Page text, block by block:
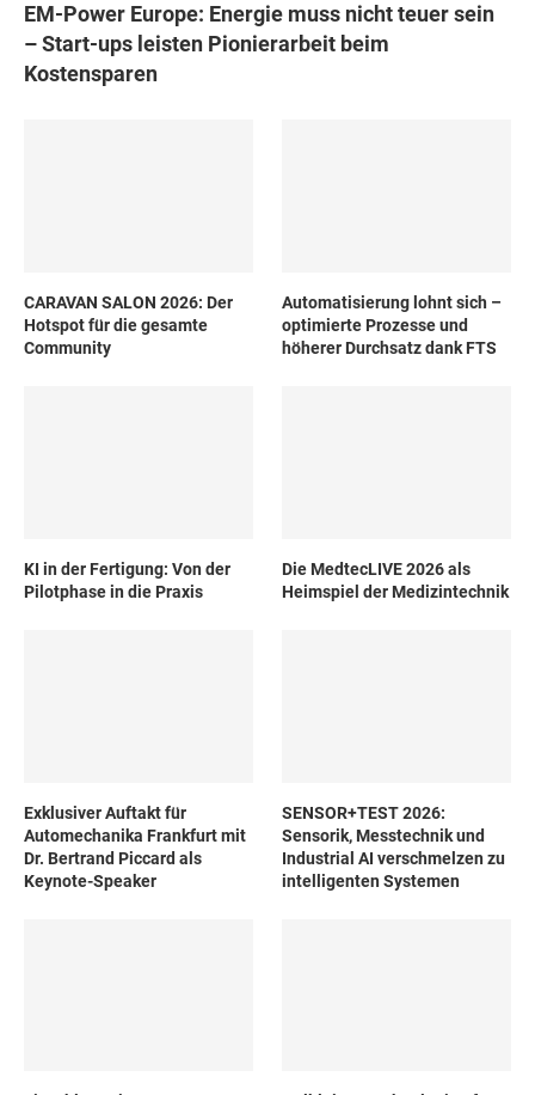
EM-Power Europe: Energie muss nicht teuer sein
– Start-ups leisten Pionierarbeit beim
Kostensparen
CARAVAN SALON 2026: Der
Hotspot für die gesamte
Community
Automatisierung lohnt sich –
optimierte Prozesse und
höherer Durchsatz dank FTS
KI in der Fertigung: Von der
Pilotphase in die Praxis
Die MedtecLIVE 2026 als
Heimspiel der Medizintechnik
Exklusiver Auftakt für
Automechanika Frankfurt mit
Dr. Bertrand Piccard als
Keynote-Speaker
SENSOR+TEST 2026:
Sensorik, Messtechnik und
Industrial AI verschmelzen zu
intelligenten Systemen